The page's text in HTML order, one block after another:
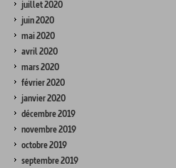
juillet 2020
juin 2020
mai 2020
avril 2020
mars 2020
février 2020
janvier 2020
décembre 2019
novembre 2019
octobre 2019
septembre 2019